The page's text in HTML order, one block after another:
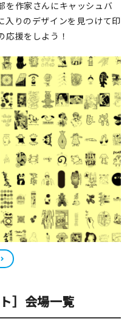
を作家さんにキャッシュバ
入りのデザインを見つけて印
応援をしよう！
］会場一覧